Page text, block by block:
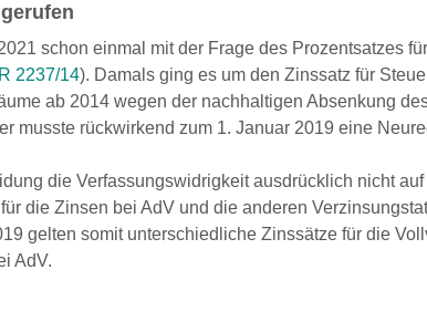
schon einmal mit der Frage des Prozentsatzes
2237/14). Damals ging es um den Zinssatz für
ab 2014 wegen der nachhaltigen Absenkung
musste rückwirkend zum 1. Januar 2019 eine
die Verfassungswidrigkeit ausdrücklich nicht
die Zinsen bei AdV und die anderen
gelten somit unterschiedliche Zinssätze für die
AdV.